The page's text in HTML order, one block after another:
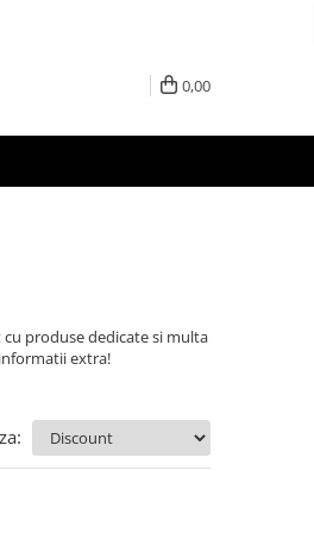
0,00
produse dedicate si multa
extra!